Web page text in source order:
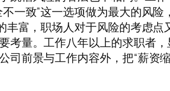
一致”这一选项做为最大的风险，
丰富，职场人对于风险的考虑点
考量。工作八年以上的求职者，
司前景与工作内容外，把“薪资缩